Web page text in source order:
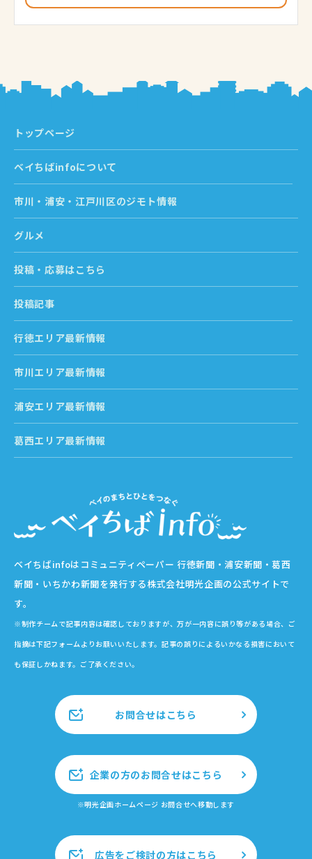
ベイちばinfoはコミュニティペーパー 行徳新聞・浦安新聞・葛西
新聞・いちかわ新聞を発行する株式会社明光企画の公式サイトで
す。
※制作チームで記事内容は確認しておりますが、万が一内容に誤り等がある場合、ご
指摘は下記フォームよりお願いいたします。記事の誤りによるいかなる損害において
も保証しかねます。ご了承ください。
お問合せはこちら
企業の方のお問合せはこちら
※明光企画ホームページ お問合せへ移動します
広告をご検討の方はこちら
トップページ
ベイちばinfoについて
市川・浦安・江戸川区のジモト情報
グルメ
投稿・応募はこちら
投稿記事
行徳エリア最新情報
市川エリア最新情報
浦安エリア最新情報
葛西エリア最新情報